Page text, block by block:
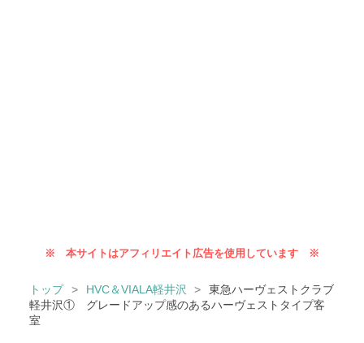
※ 本サイトはアフィリエイト広告を使用しています ※
トップ > HVC＆VIALA軽井沢 >
東急ハーヴェストクラブ
軽井沢① グレードアップ感のあるハーヴェストタイプ客
室